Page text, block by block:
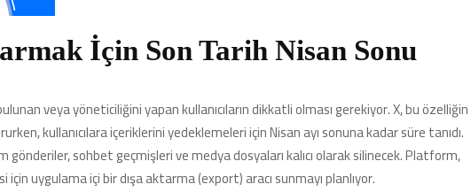
İçin Son Tarih Nisan Sonu
veya yöneticiliğini yapan kullanıcıların dikkatli olması gerekiyor. X, bu özelliğin
kullanıcılara içeriklerini yedeklemeleri için Nisan ayı sonuna kadar süre tanıdı.
sohbet geçmişleri ve medya dosyaları kalıcı olarak silinecek. Platform,
için uygulama içi bir dışa aktarma (export) aracı sunmayı planlıyor.